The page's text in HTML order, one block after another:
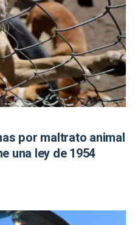
por maltrato animal
una ley de 1954